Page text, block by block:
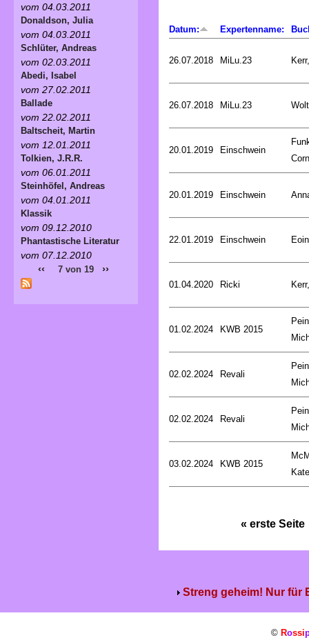
Datum: Expertenname:
26.07.2018 MiLu.23
26.07.2018 MiLu.23
20.01.2019 Einschwein
20.01.2019 Einschwein
22.01.2019 Einschwein
01.04.2020 Ricki
01.02.2024 KWB 2015
02.02.2024 Revali
02.02.2024 Revali
03.02.2024 KWB 2015
Kate
« erste Seite
Streng geheim! Nur für
vom 04.03.2011
Donaldson, Julia
vom 04.03.2011
Schlüter, Andreas
vom 02.03.2011
Abedi, Isabel
vom 27.02.2011
Ballade
vom 22.02.2011
Baltscheit, Martin
vom 12.01.2011
Tolkien, J.R.R.
vom 06.01.2011
Steinhöfel, Andreas
vom 04.01.2011
Klassik
vom 09.12.2010
Phantastische Literatur
vom 07.12.2010
‹‹ 7 von 19 ››
© Rossi